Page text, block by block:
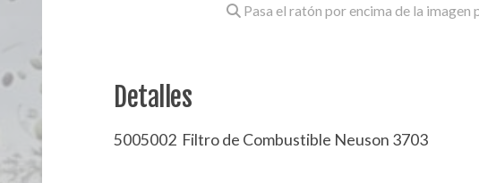
Pasa el ratón por encima de la imagen
Detalles
5005002 Filtro de Combustible Neuson 3703